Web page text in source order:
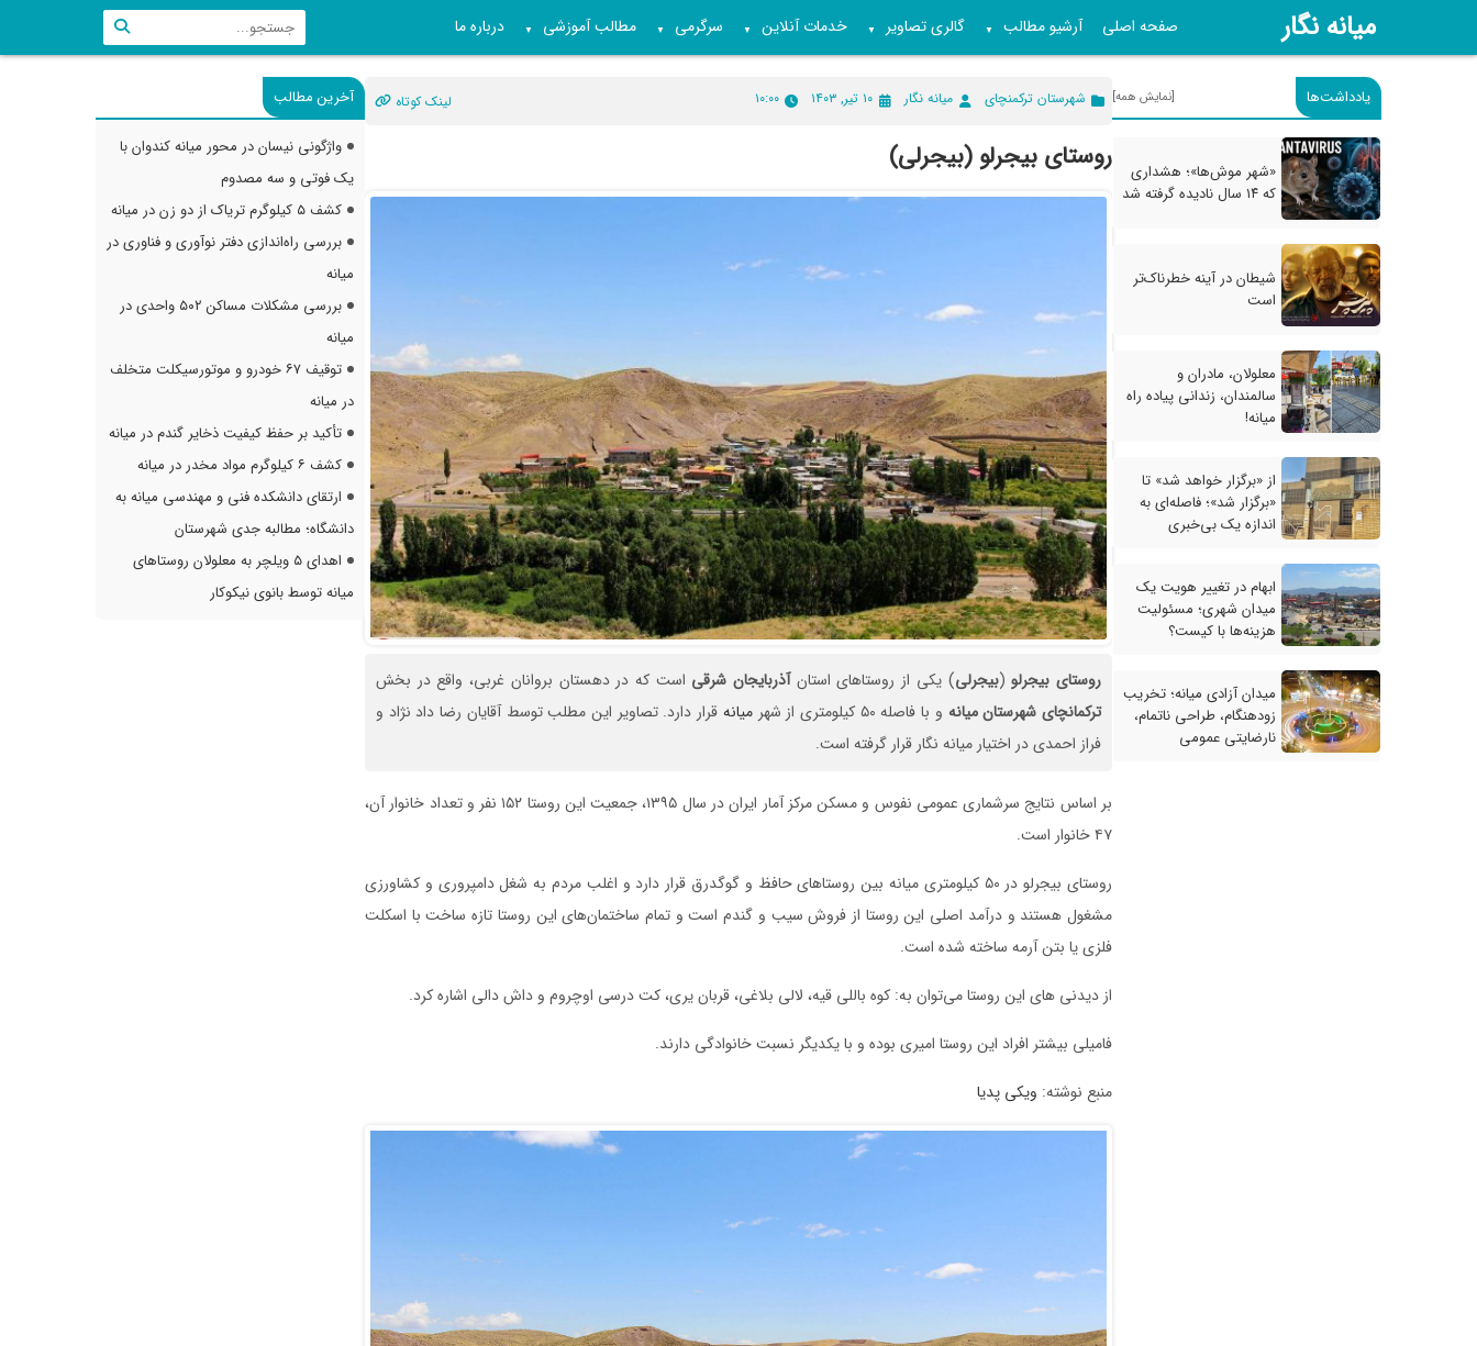
میانه نگار صفحه اصلی آرشیو مطالب ▼ گالری تصاویر ▼ خدمات آنلاین ▼ سرگرمی ▼ مطالب آموزشی ▼ درباره ما
یادداشت‌ها [نمایش همه]
«شهر موش‌ها»؛ هشداری
که ۱۴ سال نادیده گرفته شد
شیطان در آینه خطرناک‌تر
است
معلولان، مادران و
سالمندان، زندانی پیاده راه
میانه!
از «برگزار خواهد شد» تا
«برگزار شد»؛ فاصله‌ای به
اندازه یک بی‌خبری
ابهام در تغییر هویت یک
میدان شهری؛ مسئولیت
هزینه‌ها با کیست؟
میدان آزادی میانه؛ تخریب
زودهنگام، طراحی ناتمام،
نارضایتی عمومی
شهرستان ترکمنچای میانه نگار ۱۰ تیر, ۱۴۰۳ ۱۰:۰۰ لینک کوتاه
روستای بیجرلو (بیجرلی)
روستای بیجرلو(بیجرلی) یکی از روستاهای استانآذربایجان شرقی است که در دهستان بروانان غربی، واقع در بخش
ترکمانچای شهرستان میانه و با فاصله ۵۰ کیلومتری از شهر میانه قرار دارد. تصاویر این مطلب توسط آقایان رضا داد نژاد و
فراز احمدی در اختیار میانه نگار قرار گرفته است.
بر اساس نتایج سرشماری عمومی نفوس و مسکن مرکز آمار ایران در سال ۱۳۹۵، جمعیت این روستا ۱۵۲ نفر و تعداد خانوار آن،
۴۷ خانوار است.
روستای بیجرلو در ۵۰ کیلومتری میانه بین روستاهای حافظ و گوگدرق قرار دارد و اغلب مردم به شغل دامپروری و کشاورزی
مشغول هستند و درآمد اصلی این روستا از فروش سیب و گندم است و تمام ساختمان‌های این روستا تازه ساخت با اسکلت
فلزی یا بتن آرمه ساخته شده است.
از دیدنی های این روستا می‌توان به: کوه باللی قیه، لالی بلاغی، قربان یری، کت درسی اوچروم و داش دالی اشاره کرد.
فامیلی بیشتر افراد این روستا امیری بوده و با یکدیگر نسبت خانوادگی دارند.
منبع نوشته: ویکی پدیا
آخرین مطالب
واژگونی نیسان در محور میانه کندوان با
یک فوتی و سه مصدوم
کشف ۵ کیلوگرم تریاک از دو زن در میانه
بررسی راه‌اندازی دفتر نوآوری و فناوری در
میانه
بررسی مشکلات مساکن ۵۰۲ واحدی در
میانه
توقیف ۶۷ خودرو و موتورسیکلت متخلف
در میانه
تأکید بر حفظ کیفیت ذخایر گندم در میانه
کشف ۶ کیلوگرم مواد مخدر در میانه
ارتقای دانشکده فنی و مهندسی میانه به
دانشگاه؛ مطالبه جدی شهرستان
اهدای ۵ ویلچر به معلولان روستاهای
میانه توسط بانوی نیکوکار